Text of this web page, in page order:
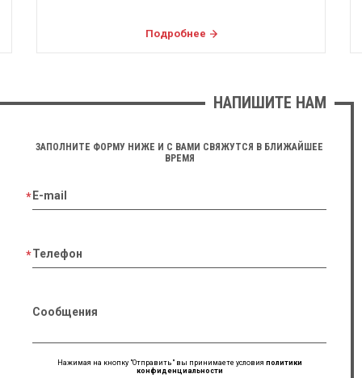
Подробнее
НАПИШИТЕ НАМ
ЗАПОЛНИТЕ ФОРМУ НИЖЕ И С ВАМИ СВЯЖУТСЯ В БЛИЖАЙШЕЕ
ВРЕМЯ
E-mail
Телефон
Сообщения
Нажимая на кнопку "Отправить" вы принимаете условия политики
конфиденциальности